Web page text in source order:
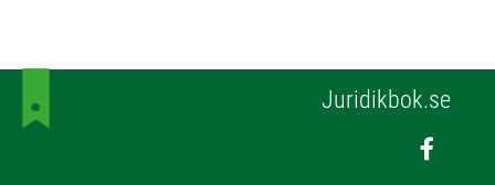
Juridikbok.se